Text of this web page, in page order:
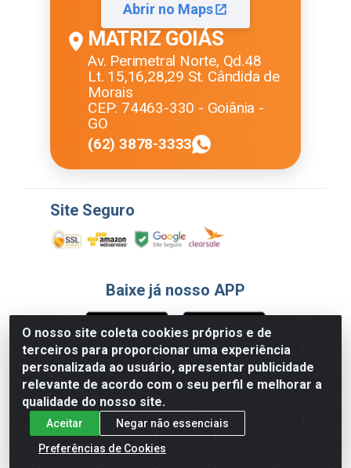
O nosso site coleta cookies próprios e de
terceiros para proporcionar uma experiência
personalizada ao usuário, apresentar publicidade
relevante de acordo com o seu perfil e melhorar a
qualidade do nosso site.
Aceitar
Negar não essenciais
Preferências de Cookies
Abrir no Maps
MATRIZ GOIÁS
Av. Perimetral Norte, Qd.48
Lt. 15,16,28,29 St. Cândida de
Morais
CEP: 74463-330 - Goiânia -
GO
(62) 3878-3333
Site Seguro
Baixe já nosso APP
Formas de Pagamento